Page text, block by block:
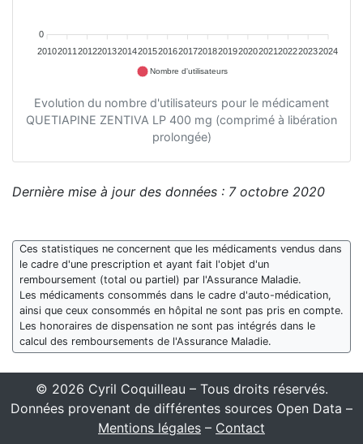
0
20102011 2012201320142015201620172018201920202021 202220232024
Nombre d'utilisateurs
Evolution du nombre d'utilisateurs pour le médicament
QUETIAPINE ZENTIVA LP 400 mg (comprimé à libération
prolongée)
Dernière mise à jour des données : 7 octobre 2020
Ces statistiques ne concernent que les médicaments vendus dans
le cadre d'une prescription et ayant fait l'objet d'un
remboursement (total ou partiel) par l'Assurance Maladie.
Les médicaments consommés dans le cadre d'auto-médication,
ainsi que ceux consommés en hôpital ne sont pas pris en compte.
Les honoraires de dispensation ne sont pas intégrés dans le
calcul des remboursements de l'Assurance Maladie.
© 2026 Cyril Coquilleau – Tous droits réservés.
Données provenant de différentes sources Open Data –
Mentions légales – Contact